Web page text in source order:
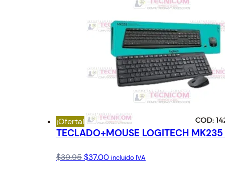
¡Oferta!
TECLADO+MOUSE LOGITECH
$39.95Original
$37.00Current
incluido IVA